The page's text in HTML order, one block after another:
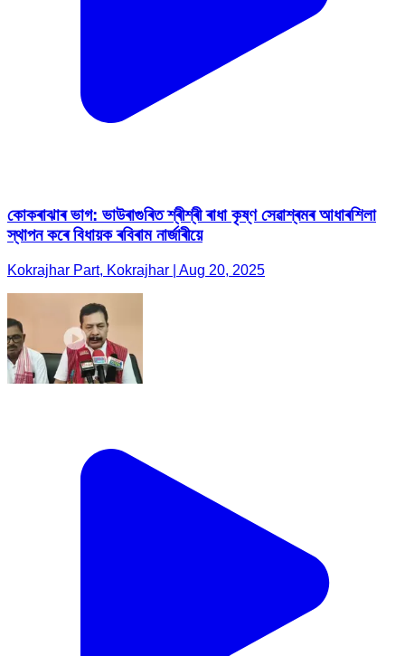
কোকৰাঝাৰ ভাগ: ভাউৰাগুৰিত শ্ৰীশ্ৰী ৰাধা কৃষ্ণ সেৱাশ্ৰমৰ আধাৰশিলা
স্থাপন কৰে বিধায়ক ৰবিৰাম নাৰ্জাৰীয়ে
Kokrajhar Part, Kokrajhar | Aug 20, 2025